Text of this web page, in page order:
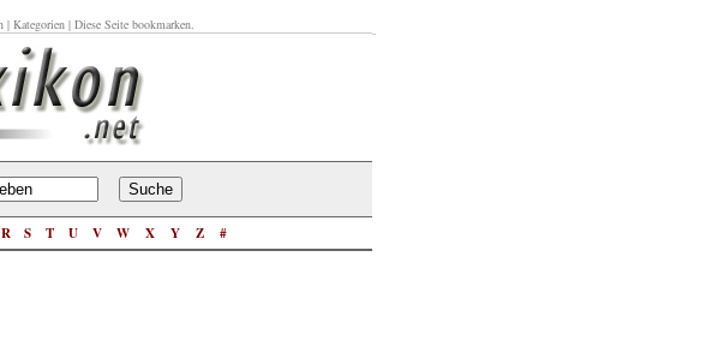
| Kategorien| Diese Seite bookmarken.
R S T U V W X Y Z #